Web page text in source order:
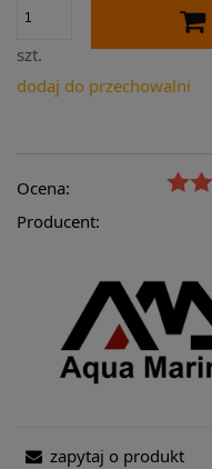
szt.
dodaj do przechowalni
Ocena:
Producent:
zapytaj o produkt